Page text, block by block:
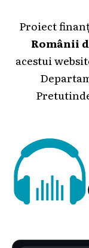
Proiect
Românii
acestui